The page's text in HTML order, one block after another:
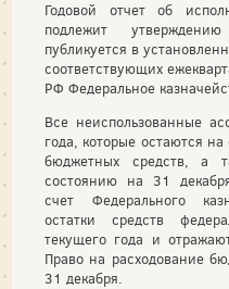
Годовой отчет об
подлежит
публикуется в
соответствующих
РФ Федеральное
Все неиспользованные
года, которые остаются
бюджетных средств, а
состоянию на 31
счет Федерального
остатки средств
текущего года и
Право на расходование
31 декабря.